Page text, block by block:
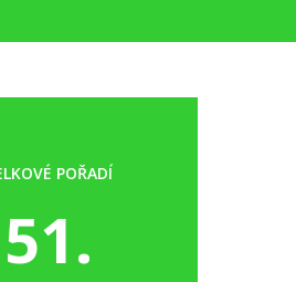
POŘADÍ
51.